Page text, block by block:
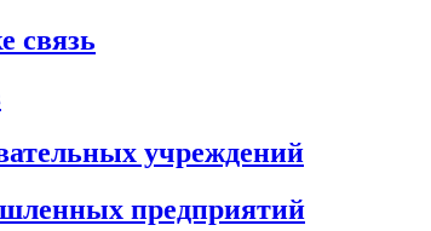
связь
учреждений
предприятий